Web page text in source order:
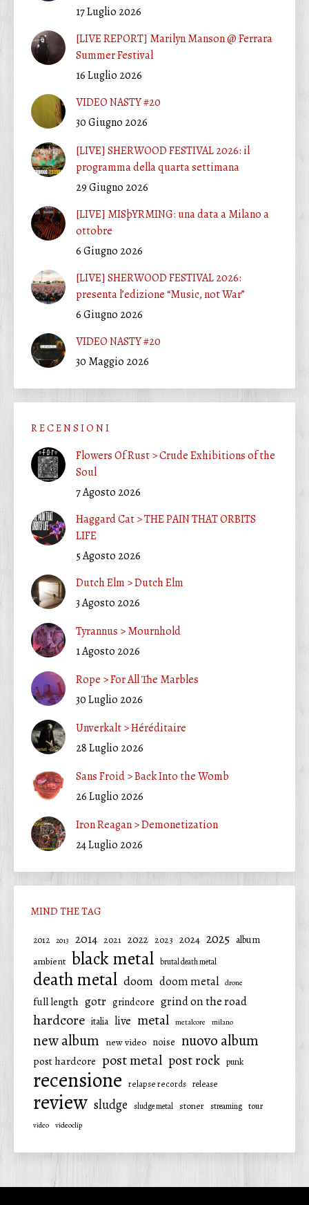
17 Luglio 2026
[LIVE REPORT] Marilyn Manson @ Ferrara
Summer Festival
16 Luglio 2026
VIDEO NASTY #20
30 Giugno 2026
[LIVE] SHERWOOD FESTIVAL 2026: il
programma della quarta settimana
29 Giugno 2026
[LIVE] MISþYRMING: una data a Milano a
ottobre
6 Giugno 2026
[LIVE] SHERWOOD FESTIVAL 2026:
presenta l’edizione “Music, not War”
6 Giugno 2026
VIDEO NASTY #20
30 Maggio 2026
R E C E N S I O N I
Flowers Of Rust > Crude Exhibitions of the
Soul
7 Agosto 2026
Haggard Cat > THE PAIN THAT ORBITS
LIFE
5 Agosto 2026
Dutch Elm > Dutch Elm
3 Agosto 2026
Tyrannus > Mournhold
1 Agosto 2026
Rope > For All The Marbles
30 Luglio 2026
Unverkalt > Héréditaire
28 Luglio 2026
Sans Froid > Back Into the Womb
26 Luglio 2026
Iron Reagan > Demonetization
24 Luglio 2026
MIND THE TAG
2012 2013 2014 2021 2022 2023 2024 2025 album
ambient black metal brutal death metal
death metal doom doom metal drone
full length gotr grindcore grind on the road
hardcore italia live metal metalcore milano
new album new video noise nuovo album
post hardcore post metal post rock punk
recensione relapse records release
review sludge sludge metal stoner streaming tour
video videoclip